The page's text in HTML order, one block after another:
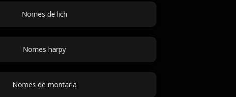
Nomes de lich
Nomes harpy
Nomes de montaria